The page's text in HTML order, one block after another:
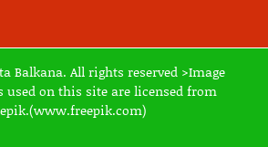
Balkana. All rights reserved >Image
used on this site are licensed from